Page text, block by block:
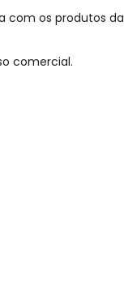
com os produtos da
comercial.